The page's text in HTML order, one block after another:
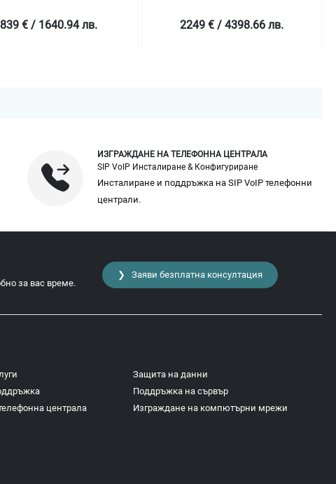
10/6 kg
2249 € / 4398.66 лв.
HomeProfessional
2649 € / 5180.99 лв.
ИЗГРАЖДАНЕ НА ТЕЛЕФОННА ЦЕНТРАЛА
SIP VoIP Инсталиране & Конфигуриране
Инсталиране и поддръжка на SIP VoIP телефонни
централи.
за вас време.
❯ Заяви безплатна консултация
централа
Защита на данни
Поддръжка на сървър
Изграждане на компютърни мрежи